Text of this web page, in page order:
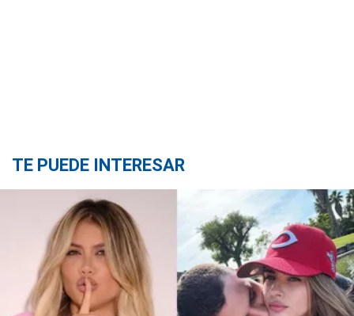
TE PUEDE INTERESAR